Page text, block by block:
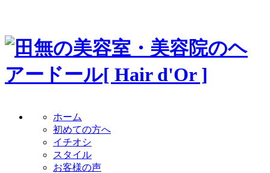
ホーム
初めての方へ
イチオシ
スタイル
お客様の声